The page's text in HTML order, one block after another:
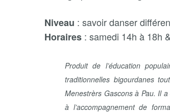
Niveau : savoir danser
Horaires : samedi 14h à 18h
Produit de l’éducation
traditionnelles bigourdanes
Menestrèrs Gascons à Pau. Il
à l’accompagnement de